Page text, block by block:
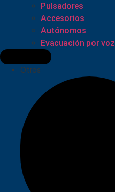
Pulsadores
Accesorios
Autónomos
Evacuación por voz
Otros